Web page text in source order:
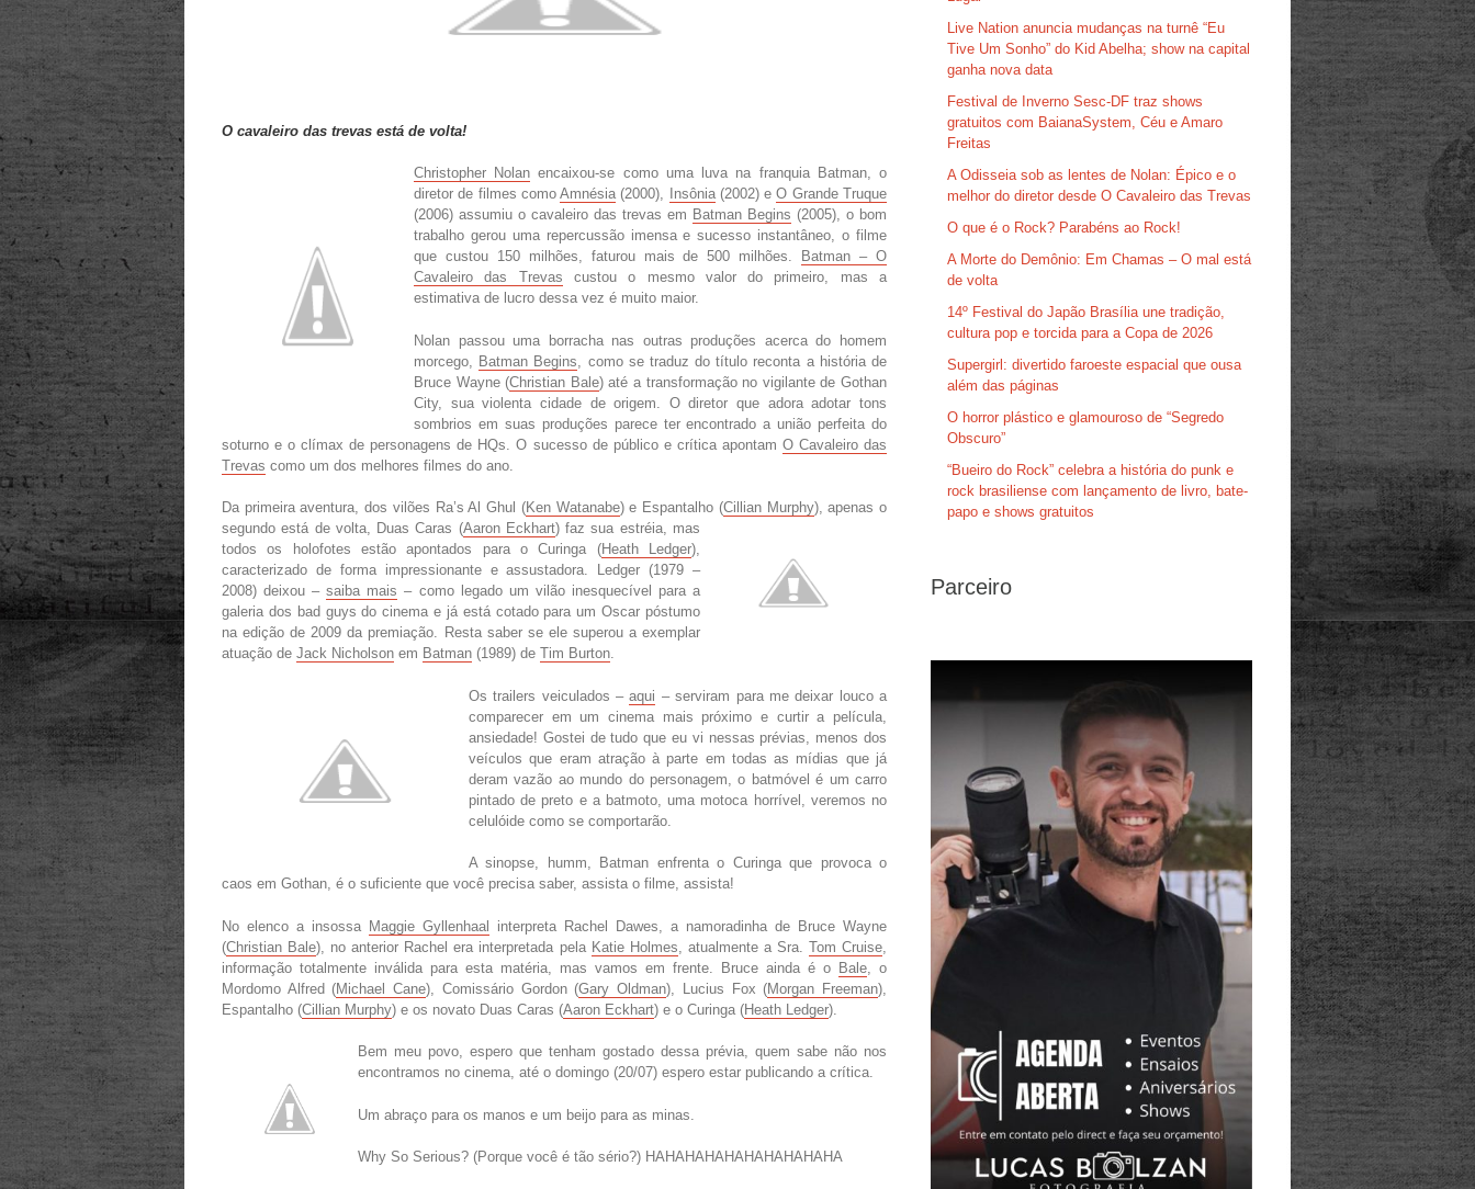
O cavaleiro das trevas está de volta!
Christopher Nolan encaixou-se como uma luva na franquia Batman, o
diretor de filmes comoAmnésia(2000), Insônia(2002) eO Grande Truque
(2006) assumiu o cavaleiro das trevas em Batman Begins (2005), o bom
trabalho gerou uma repercussão imensa e sucesso instantâneo, o filme
que custou 150 milhões, faturou mais de 500 milhões.
Batman – O
Cavaleiro das Trevas custou o mesmo valor do primeiro, mas a
estimativa de lucro dessa vez é muito maior.
Nolan passou uma borracha nas outras produções acerca do homem
morcego, Batman Begins , como se traduz do título reconta a história de
Bruce Wayne (Christian Bale) até a transformação no vigilante de Gothan
City, sua violenta cidade de origem. O diretor que adora adotar tons
sombrios em suas produções parece ter encontrado a união perfeita do
soturno e o clímax de personagens de HQs. O sucesso de público e crítica apontam O Cavaleiro das
Trevas como um dos melhores filmes do ano.
Da primeira aventura, dos vilões Ra’s Al Ghul (Ken Watanabe) e Espantalho (Cillian Murphy), apenas o
segundo está de volta, Duas Caras (Aaron Eckhart) faz sua estréia, mas
todos os holofotes estão apontados para o Curinga (Heath Ledger),
caracterizado de forma impressionante e assustadora. Ledger (1979 –
2008) deixou –saiba mais – como legado um vilão inesquecível para a
galeria dos bad guys do cinema e já está cotado para um Oscar póstumo
na edição de 2009 da premiação. Resta saber se ele superou a exemplar
atuação de Jack Nicholson em Batman (1989) de Tim Burton.
Os trailers veiculados –aqui – serviram para me deixar louco a
comparecer em um cinema mais próximo e curtir a película,
ansiedade! Gostei de tudo que eu vi nessas prévias, menos dos
veículos que eram atração à parte em todas as mídias que já
deram vazão ao mundo do personagem, o batmóvel é um carro
pintado de preto e a batmoto, uma motoca horrível, veremos no
celulóide como se comportarão.
A sinopse, humm, Batman enfrenta o Curinga que provoca o
caos em Gothan, é o suficiente que você precisa saber, assista o filme, assista!
No elenco a insossa Maggie Gyllenhaal interpreta Rachel Dawes, a namoradinha de Bruce Wayne
(Christian Bale), no anterior Rachel era interpretada pela Katie Holmes , atualmente a Sra. Tom Cruise
informação totalmente inválida para esta matéria, mas vamos em frente. Bruce ainda é o Bale , o
Mordomo Alfred (Michael Cane), Comissário Gordon (Gary Oldman), Lucius Fox (Morgan Freeman),
Espantalho (Cillian Murphy) e os novato Duas Caras (Aaron Eckhart) e o Curinga (Heath Ledger).
Bem meu povo, espero que tenham gostado dessa prévia, quem sabe não nos
encontramos no cinema, até o domingo (20/07) espero estar publicando a crítica.
Um abraço para os manos e um beijo para as minas.
Why So Serious? (Porque você é tão sério?) HAHAHAHAHAHAHAHAHAHA
Live Nation anuncia mudanças na turnê “Eu
Tive Um Sonho” do Kid Abelha; show na capital
ganha nova data
Festival de Inverno Sesc-DF traz shows
gratuitos com BaianaSystem, Céu e Amaro
Freitas
A Odisseia sob as lentes de Nolan: Épico e o
melhor do diretor desde O Cavaleiro das Trevas
O que é o Rock? Parabéns ao Rock!
A Morte do Demônio: Em Chamas – O mal está
de volta
14º Festival do Japão Brasília une tradição,
cultura pop e torcida para a Copa de 2026
Supergirl: divertido faroeste espacial que ousa
além das páginas
O horror plástico e glamouroso de “Segredo
Obscuro”
“Bueiro do Rock” celebra a história do punk e
rock brasiliense com lançamento de livro, bate-
papo e shows gratuitos
Parceiro